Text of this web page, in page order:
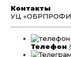
Контакты
УЦ
Телефон